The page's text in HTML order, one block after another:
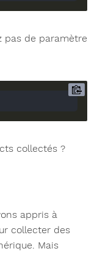
pas de paramètre
collectés ?
appris à
collecter des
Mais